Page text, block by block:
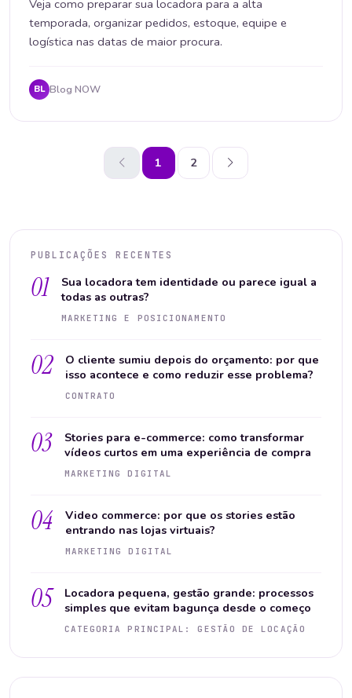
Veja como preparar sua locadora para a alta
temporada, organizar pedidos, estoque, equipe e
logística nas datas de maior procura.
BL Blog NOW
1 2
PUBLICAÇÕES RECENTES
01
Sua locadora tem identidade ou parece igual a
todas as outras?
MARKETING E POSICIONAMENTO
02
O cliente sumiu depois do orçamento: por que
isso acontece e como reduzir esse problema?
CONTRATO
03
Stories para e-commerce: como transformar
vídeos curtos em uma experiência de compra
MARKETING DIGITAL
04
Video commerce: por que os stories estão
entrando nas lojas virtuais?
MARKETING DIGITAL
05
Locadora pequena, gestão grande: processos
simples que evitam bagunça desde o começo
CATEGORIA PRINCIPAL: GESTÃO DE LOCAÇÃO